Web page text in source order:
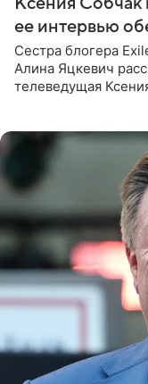
ее интервью
Сестра блогера
Алина Яцкевич
телеведущая